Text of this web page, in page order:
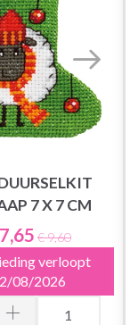
7 X 7 CM
€ 9,60
verloopt
08/2026